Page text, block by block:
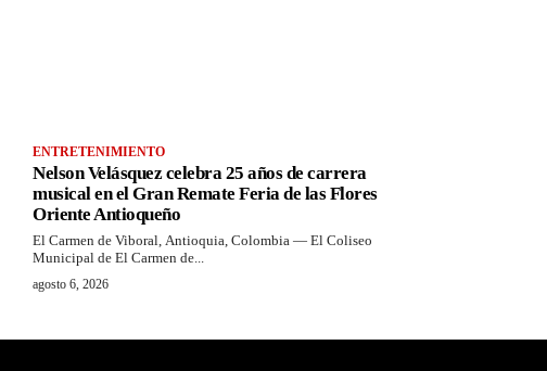
ENTRETENIMIENTO
Nelson Velásquez celebra 25 años de carrera
musical en el Gran Remate Feria de las Flores
Oriente Antioqueño
El Carmen de Viboral, Antioquia, Colombia — El Coliseo
Municipal de El Carmen de...
agosto 6, 2026